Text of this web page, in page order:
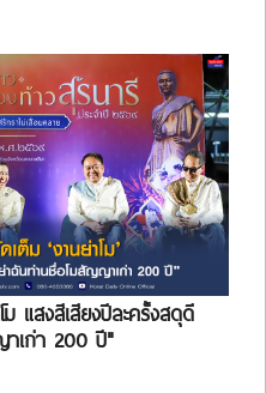
แสงสีเสียงปีละครั้งสดุดี
เก่า 200 ปี"